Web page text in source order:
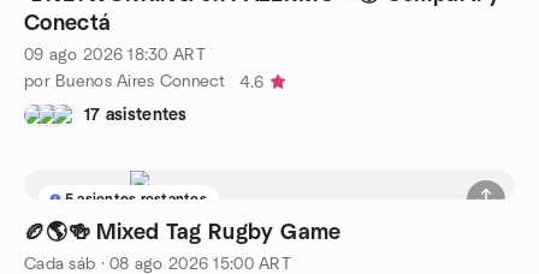
Conectá
09 ago 2026 18:30 ART
por Buenos Aires Connect
4.6
17 asistentes
5 asientos restantes
🏉🌎🍻 Mixed Tag Rugby Game
Cada sáb ·08 ago 2026 15:00 ART